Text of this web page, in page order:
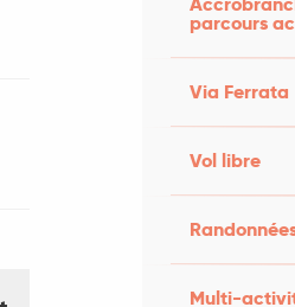
parcours
Via Ferrata
Vol libre
Multi-